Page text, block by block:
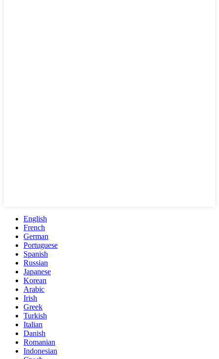
English
French
German
Portuguese
Spanish
Russian
Japanese
Korean
Arabic
Irish
Greek
Turkish
Italian
Danish
Romanian
Indonesian